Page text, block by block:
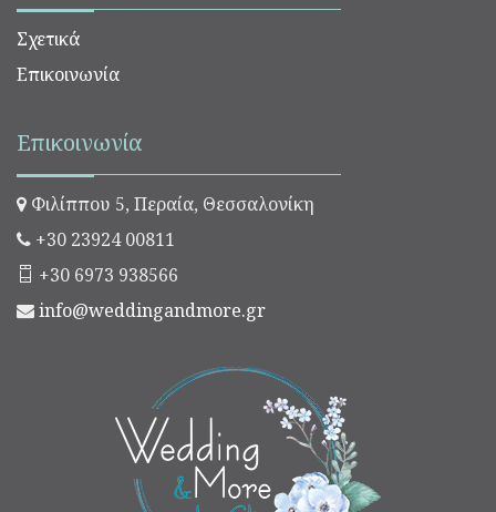
Σχετικά
Επικοινωνία
Επικοινωνία
Φιλίππου 5, Περαία, Θεσσαλονίκη
+30 23924 00811
+30 6973 938566
info@weddingandmore.gr